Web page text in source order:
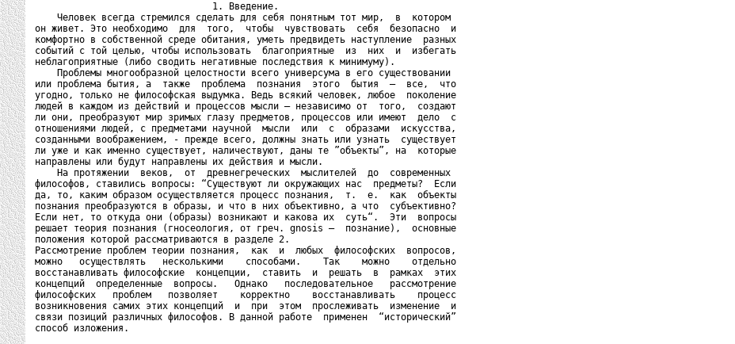
                                1. Введение.
    Человек всегда стремился сделать для себя понятным тот мир,  в  котором
он живет. Это необходимо  для  того,  чтобы  чувствовать  себя  безопасно  и
комфортно в собственной среде обитания, уметь предвидеть наступление  разных
событий с той целью, чтобы использовать  благоприятные  из  них  и  избегать
неблагоприятные (либо сводить негативные последствия к минимуму).
    Проблемы многообразной целостности всего универсума в его существовании
или проблема бытия, а  также  проблема  познания  этого  бытия  –  все,  что
угодно, только не философская выдумка. Ведь всякий человек, любое  поколение
людей в каждом из действий и процессов мысли – независимо от  того,  создают
ли они, преобразуют мир зримых глазу предметов, процессов или имеют  дело  с
отношениями людей, с предметами научной  мысли  или  с  образами  искусства,
созданными воображением, - прежде всего, должны знать или узнать  существует
ли уже и как именно существует, наличествуют, даны те ”объекты”, на  которые
направлены или будут направлены их действия и мысли.
    На протяжении  веков,  от  древнегреческих  мыслителей  до  современных
философов, ставились вопросы: “Существуют ли окружающих нас  предметы?  Если
да, то, каким образом осуществляется процесс познания,  т.  е.  как  объекты
познания преобразуются в образы, и что в них объективно, а что  субъективно?
Если нет, то откуда они (образы) возникают и какова их  суть“.  Эти  вопросы
решает теория познания (гносеология, от греч. gnosis –  познание),  основные
положения которой рассматриваются в разделе 2.
Рассмотрение проблем теории познания,  как  и  любых  философских  вопросов,
можно   осуществлять   несколькими    способами.    Так    можно    отдельно
восстанавливать философские  концепции,  ставить  и  решать  в  рамках  этих
концепций  определенные  вопросы.   Однако   последовательное   рассмотрение
философских   проблем   позволяет    корректно    восстанавливать    процесс
возникновения самих этих концепций  и  при  этом  прослеживать  изменение  и
связи позиций различных философов. В данной работе  применен  “исторический”
способ изложения.